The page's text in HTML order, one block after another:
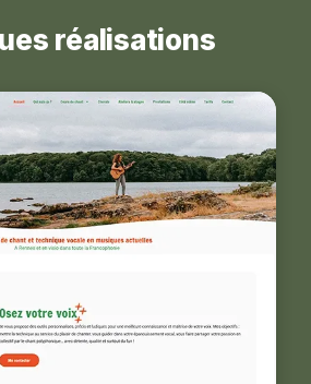
réalisations